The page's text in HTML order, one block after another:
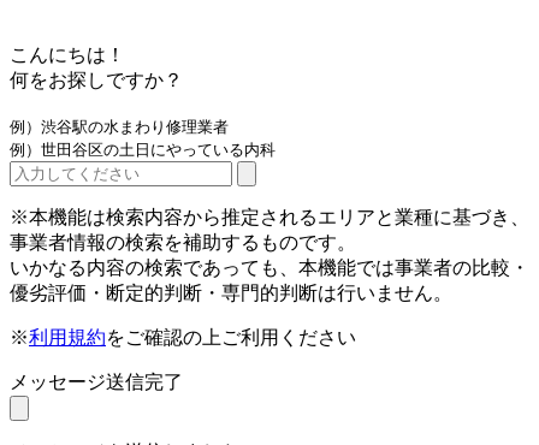
こんにちは！
何をお探しですか？
例）渋谷駅の水まわり修理業者
例）世田谷区の土日にやっている内科
※本機能は検索内容から推定されるエリアと業種に基づき、
事業者情報の検索を補助するものです。
いかなる内容の検索であっても、本機能では事業者の比較・
優劣評価・断定的判断・専門的判断は行いません。
※利用規約をご確認の上ご利用ください
メッセージ送信完了